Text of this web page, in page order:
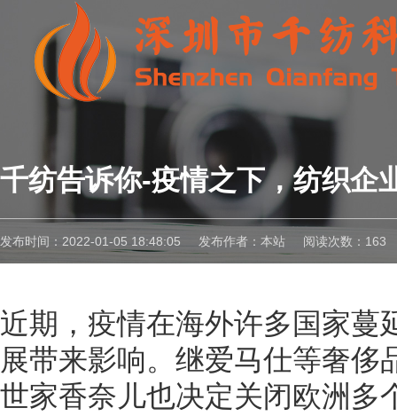
千纺告诉你-疫情之下，纺织企
发布时间：2022-01-05 18:48:05 发布作者：本站 阅读次数：163
近期，疫情在海外许多国家蔓
展带来影响。继爱马仕等奢侈
世家香奈儿也决定关闭欧洲多